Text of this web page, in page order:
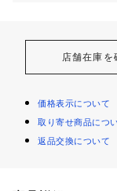
店舗在庫を
価格表示について
取り寄せ商品につ
返品交換について